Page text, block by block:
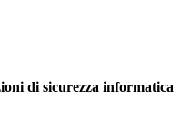
di sicurezza informatica